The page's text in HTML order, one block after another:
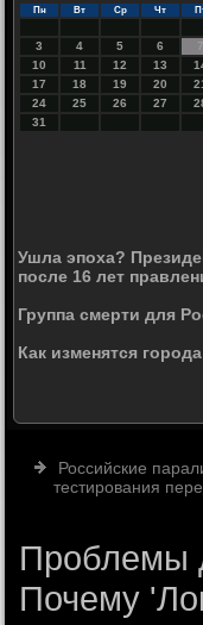
Пн Вт Ср Чт
3
4 5 6 7
10
11 12 13
17
18 19 20
24
25 26 27
31
Ушла эпоха?
после 16 лет
Группа смерти для
Как изменятся
Российские
тестирования
Проблемы
Почему